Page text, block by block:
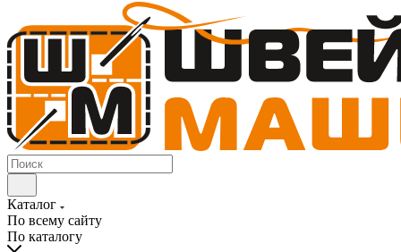
Каталог
По всему сайту
По каталогу